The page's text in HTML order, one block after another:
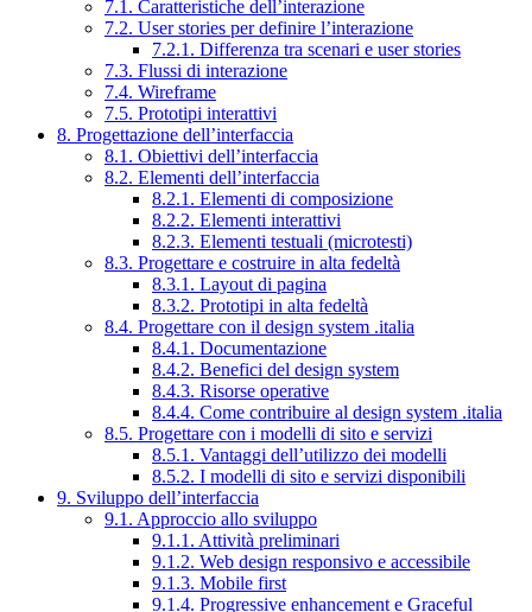
7.1. Caratteristiche dell’interazione
7.2. User stories per definire l’interazione
7.2.1. Differenza tra scenari e user stories
7.3. Flussi di interazione
7.4. Wireframe
7.5. Prototipi interattivi
8. Progettazione dell’interfaccia
8.1. Obiettivi dell’interfaccia
8.2. Elementi dell’interfaccia
8.2.1. Elementi di composizione
8.2.2. Elementi interattivi
8.2.3. Elementi testuali (microtesti)
8.3. Progettare e costruire in alta fedeltà
8.3.1. Layout di pagina
8.3.2. Prototipi in alta fedeltà
8.4. Progettare con il design system .italia
8.4.1. Documentazione
8.4.2. Benefici del design system
8.4.3. Risorse operative
8.4.4. Come contribuire al design system .italia
8.5. Progettare con i modelli di sito e servizi
8.5.1. Vantaggi dell’utilizzo dei modelli
8.5.2. I modelli di sito e servizi disponibili
9. Sviluppo dell’interfaccia
9.1. Approccio allo sviluppo
9.1.1. Attività preliminari
9.1.2. Web design responsivo e accessibile
9.1.3. Mobile first
9.1.4. Progressive enhancement e Graceful